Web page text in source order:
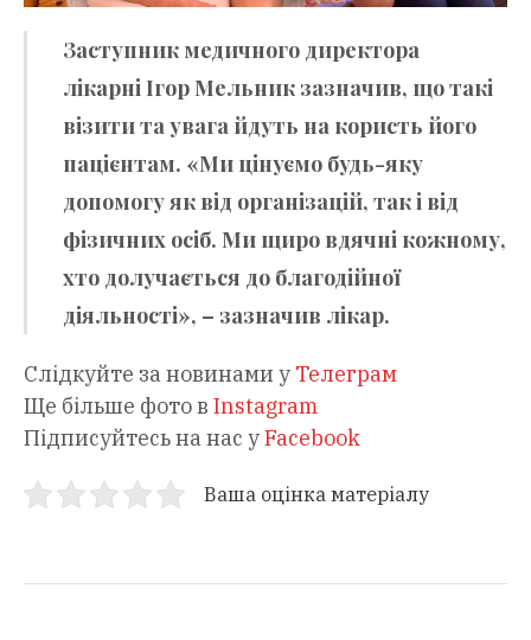
Заступник медичного директора
лікарні Ігор Мельник зазначив, що такі
візити та увага йдуть на користь його
пацієнтам. «Ми цінуємо будь-яку
допомогу як від організацій, так і від
фізичних осіб. Ми щиро вдячні кожному,
хто долучається до благодійної
діяльності», – зазначив лікар.
Слідкуйте за новинами у Телеграм
Ще більше фото в Instagram
Підписуйтесь на нас уFacebook
Ваша оцінка матеріалу